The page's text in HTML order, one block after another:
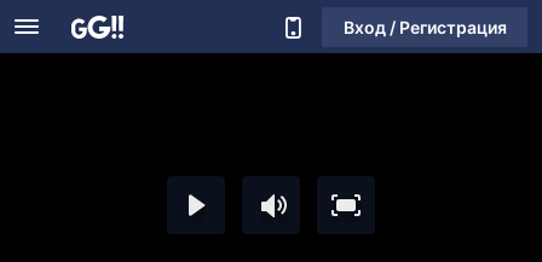
Вход / Регистрация